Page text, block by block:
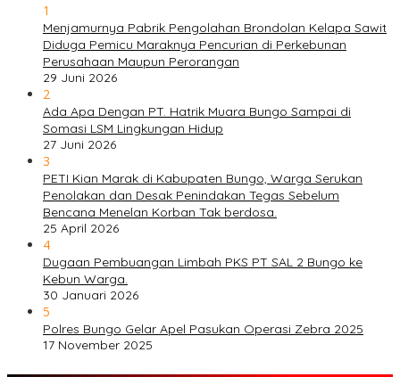
1
Menjamurnya Pabrik Pengolahan Brondolan Kelapa Sawit
Diduga Pemicu Maraknya Pencurian di Perkebunan
Perusahaan Maupun Perorangan
29 Juni 2026
2
Ada Apa Dengan PT. Hatrik Muara Bungo Sampai di
Somasi LSM Lingkungan Hidup
27 Juni 2026
3
PETI Kian Marak di Kabupaten Bungo, Warga Serukan
Penolakan dan Desak Penindakan Tegas Sebelum
Bencana Menelan Korban Tak berdosa.
25 April 2026
4
Dugaan Pembuangan Limbah PKS PT SAL 2 Bungo ke
Kebun Warga.
30 Januari 2026
5
Polres Bungo Gelar Apel Pasukan Operasi Zebra 2025
17 November 2025